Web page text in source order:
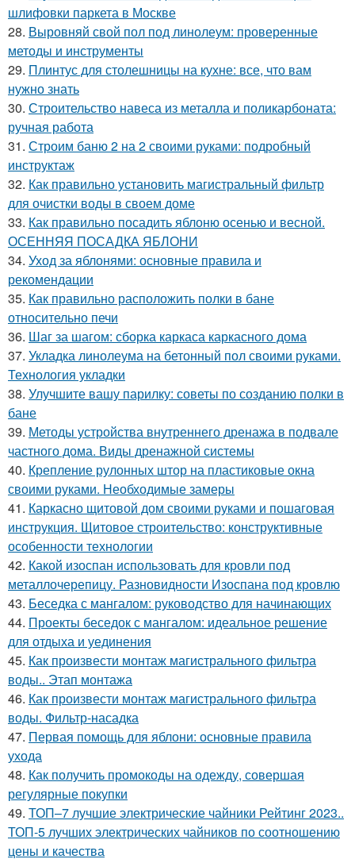
шлифовки паркета в Москве
28. Выровняй свой пол под линолеум: проверенные
методы и инструменты
29. Плинтус для столешницы на кухне: все, что вам
нужно знать
30. Строительство навеса из металла и поликарбоната:
ручная работа
31. Строим баню 2 на 2 своими руками: подробный
инструктаж
32. Как правильно установить магистральный фильтр
для очистки воды в своем доме
33. Как правильно посадить яблоню осенью и весной.
ОСЕННЯЯ ПОСАДКА ЯБЛОНИ
34. Уход за яблонями: основные правила и
рекомендации
35. Как правильно расположить полки в бане
относительно печи
36. Шаг за шагом: сборка каркаса каркасного дома
37. Укладка линолеума на бетонный пол своими руками.
Технология укладки
38. Улучшите вашу парилку: советы по созданию полки в
бане
39. Методы устройства внутреннего дренажа в подвале
частного дома. Виды дренажной системы
40. Крепление рулонных штор на пластиковые окна
своими руками. Необходимые замеры
41. Каркасно щитовой дом своими руками и пошаговая
инструкция. Щитовое строительство: конструктивные
особенности технологии
42. Какой изоспан использовать для кровли под
металлочерепицу. Разновидности Изоспана под кровлю
43. Беседка с мангалом: руководство для начинающих
44. Проекты беседок с мангалом: идеальное решение
для отдыха и уединения
45. Как произвести монтаж магистрального фильтра
воды.. Этап монтажа
46. Как произвести монтаж магистрального фильтра
воды. Фильтр-насадка
47. Первая помощь для яблони: основные правила
ухода
48. Как получить промокоды на одежду, совершая
регулярные покупки
49. ТОП–7 лучшие электрические чайники Рейтинг 2023..
ТОП-5 лучших электрических чайников по соотношению
цены и качества